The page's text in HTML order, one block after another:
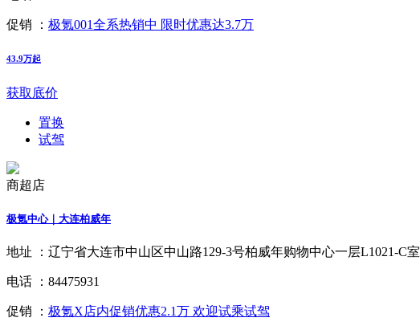
促销 ： 极氪001全系热销中 限时优惠达3.7万
43.9万起
获取底价
置换
试驾
商超店
极氪中心｜大连柏威年
地址 ： 辽宁省大连市中山区中山路129-3号柏威年购物中心一层L1021-C室
电话 ： 84475931
促销 ： 极氪X店内促销优惠2.1万 欢迎试乘试驾